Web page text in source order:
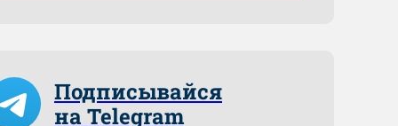
Подписывайся
на Telegram